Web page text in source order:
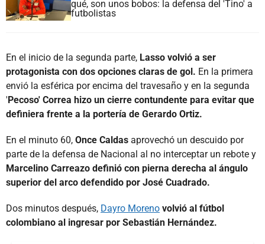
qué, son unos bobos: la defensa del 'Tino' a
futbolistas
En el inicio de la segunda parte, Lasso volvió a ser
protagonista con dos opciones claras de gol. En la primera
envió la esférica por encima del travesaño y en la segunda
'Pecoso' Correa hizo un cierre contundente para evitar que
definiera frente a la portería de Gerardo Ortiz.
En el minuto 60, Once Caldas aprovechó un descuido por
parte de la defensa de Nacional al no interceptar un rebote y
Marcelino Carreazo definió con pierna derecha al ángulo
superior del arco defendido por José Cuadrado.
Dos minutos después, Dayro Moreno volvió al fútbol
colombiano al ingresar por Sebastián Hernández.